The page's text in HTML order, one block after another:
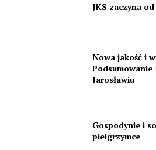
JKS zaczyna
Nowa jakość i
Jarosławiu
Gospodynie i
pielgrzymce